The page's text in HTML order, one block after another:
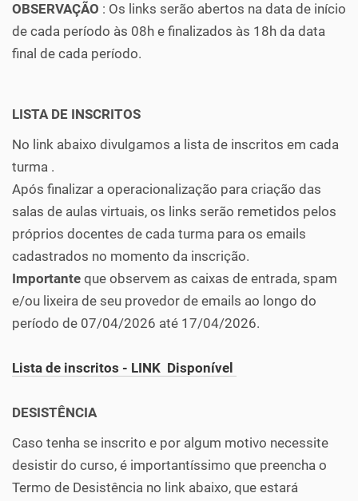
OBSERVAÇÃO : Os links serão abertos na data de início
de cada período às 08h e finalizados às 18h da data
final de cada período.
LISTA DE INSCRITOS
No link abaixo divulgamos a lista de inscritos em cada
turma .
Após finalizar a operacionalização para criação das
salas de aulas virtuais, os links serão remetidos pelos
próprios docentes de cada turma para os emails
cadastrados no momento da inscrição.
Importante que observem as caixas de entrada, spam
e/ou lixeira de seu provedor de emails ao longo do
período de 07/04/2026 até 17/04/2026.
Lista de inscritos - LINK Disponível
DESISTÊNCIA
Caso tenha se inscrito e por algum motivo necessite
desistir do curso, é importantíssimo que preencha o
Termo de Desistência no link abaixo, que estará